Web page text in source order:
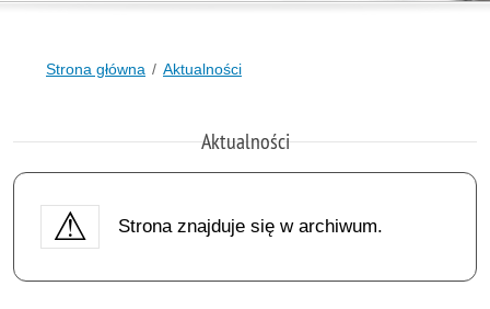
Strona główna Aktualności
Aktualności
Strona znajduje się w archiwum.